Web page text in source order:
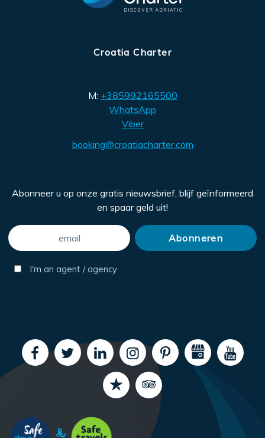
Croatia Charter
M: +385992165500
WhatsApp
Viber
booking@croatiacharter.com
Abonneer u op onze gratis nieuwsbrief, blijf geïnformeerd
en spaar geld uit!
I'm an agent / agency